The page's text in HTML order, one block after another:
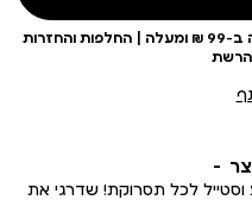
עלות משלוח 19 ₪ | משלוח חינם ברכישה ב-99 ₪ ומעלה | החלפות והחזרות
הרשת
לכל תסרוקת! שדרגי את